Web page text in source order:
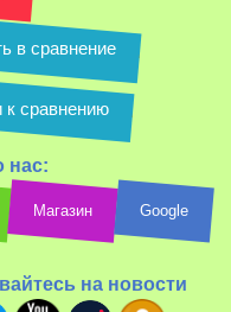
в сравнение
к сравнению
нас:
Магазин Google
на новости